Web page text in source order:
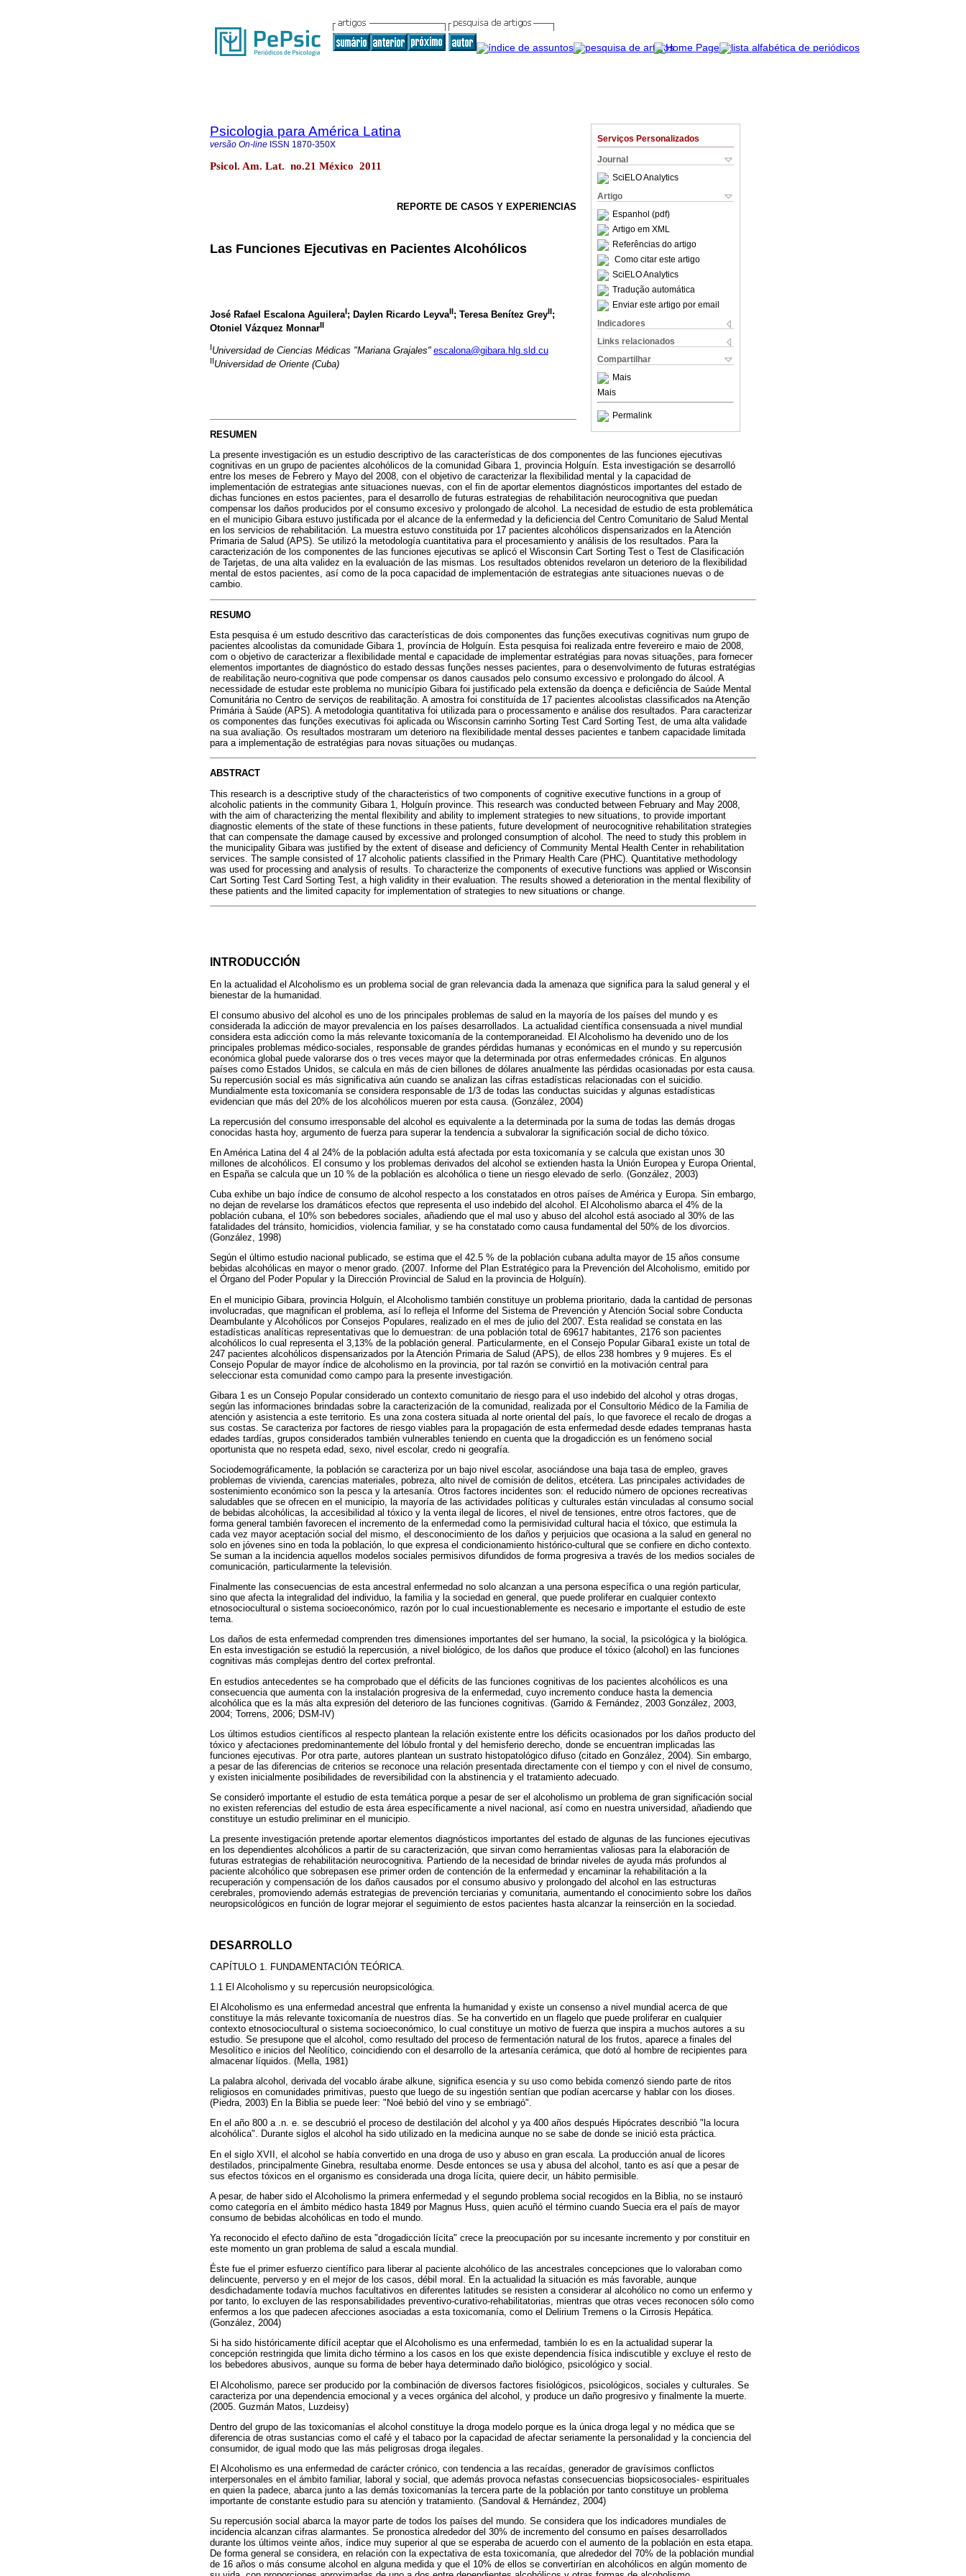
Serviços Personalizados
Journal
SciELO Analytics
Artigo
Espanhol (pdf)
Artigo em XML
Referências do artigo
Como citar este artigo
SciELO Analytics
Tradução automática
Enviar este artigo por email
Indicadores
Links relacionados
Compartilhar
Mais
Mais
Permalink
Psicologia para América Latina
versão On-line ISSN 1870-350X
Psicol. Am. Lat. no.21 México 2011
REPORTE DE CASOS Y EXPERIENCIAS
Las Funciones Ejecutivas en Pacientes Alcohólicos
José Rafael Escalona AguileraI; Daylen Ricardo LeyvaII; Teresa Benítez GreyII;
Otoniel Vázquez MonnarII
IUniversidad de Ciencias Médicas "Mariana Grajales" escalona@gibara.hlg.sld.cu
IIUniversidad de Oriente (Cuba)
RESUMEN
La presente investigación es un estudio descriptivo de las características de dos componentes de las funciones ejecutivas
cognitivas en un grupo de pacientes alcohólicos de la comunidad Gibara 1, provincia Holguín. Esta investigación se desarrolló
entre los meses de Febrero y Mayo del 2008, con el objetivo de caracterizar la flexibilidad mental y la capacidad de
implementación de estrategias ante situaciones nuevas, con el fin de aportar elementos diagnósticos importantes del estado de
dichas funciones en estos pacientes, para el desarrollo de futuras estrategias de rehabilitación neurocognitiva que puedan
compensar los daños producidos por el consumo excesivo y prolongado de alcohol. La necesidad de estudio de esta problemática
en el municipio Gibara estuvo justificada por el alcance de la enfermedad y la deficiencia del Centro Comunitario de Salud Mental
en los servicios de rehabilitación. La muestra estuvo constituida por 17 pacientes alcohólicos dispensarizados en la Atención
Primaria de Salud (APS). Se utilizó la metodología cuantitativa para el procesamiento y análisis de los resultados. Para la
caracterización de los componentes de las funciones ejecutivas se aplicó el Wisconsin Cart Sorting Test o Test de Clasificación
de Tarjetas, de una alta validez en la evaluación de las mismas. Los resultados obtenidos revelaron un deterioro de la flexibilidad
mental de estos pacientes, así como de la poca capacidad de implementación de estrategias ante situaciones nuevas o de
cambio.
RESUMO
Esta pesquisa é um estudo descritivo das características de dois componentes das funções executivas cognitivas num grupo de
pacientes alcoolistas da comunidade Gibara 1, província de Holguín. Esta pesquisa foi realizada entre fevereiro e maio de 2008,
com o objetivo de caracterizar a flexibilidade mental e capacidade de implementar estratégias para novas situações, para fornecer
elementos importantes de diagnóstico do estado dessas funções nesses pacientes, para o desenvolvimento de futuras estratégias
de reabilitação neuro-cognitiva que pode compensar os danos causados pelo consumo excessivo e prolongado do álcool. A
necessidade de estudar este problema no município Gibara foi justificado pela extensão da doença e deficiência de Saúde Mental
Comunitária no Centro de serviços de reabilitação. A amostra foi constituída de 17 pacientes alcoolistas classificados na Atenção
Primária à Saúde (APS). A metodologia quantitativa foi utilizada para o processamento e análise dos resultados. Para caracterizar
os componentes das funções executivas foi aplicada ou Wisconsin carrinho Sorting Test Card Sorting Test, de uma alta validade
na sua avaliação. Os resultados mostraram um deterioro na flexibilidade mental desses pacientes e tanbem capacidade limitada
para a implementação de estratégias para novas situações ou mudanças.
ABSTRACT
This research is a descriptive study of the characteristics of two components of cognitive executive functions in a group of
alcoholic patients in the community Gibara 1, Holguín province. This research was conducted between February and May 2008,
with the aim of characterizing the mental flexibility and ability to implement strategies to new situations, to provide important
diagnostic elements of the state of these functions in these patients, future development of neurocognitive rehabilitation strategies
that can compensate the damage caused by excessive and prolonged consumption of alcohol. The need to study this problem in
the municipality Gibara was justified by the extent of disease and deficiency of Community Mental Health Center in rehabilitation
services. The sample consisted of 17 alcoholic patients classified in the Primary Health Care (PHC). Quantitative methodology
was used for processing and analysis of results. To characterize the components of executive functions was applied or Wisconsin
Cart Sorting Test Card Sorting Test, a high validity in their evaluation. The results showed a deterioration in the mental flexibility of
these patients and the limited capacity for implementation of strategies to new situations or change.
INTRODUCCIÓN
En la actualidad el Alcoholismo es un problema social de gran relevancia dada la amenaza que significa para la salud general y el
bienestar de la humanidad.
El consumo abusivo del alcohol es uno de los principales problemas de salud en la mayoría de los países del mundo y es
considerada la adicción de mayor prevalencia en los países desarrollados. La actualidad científica consensuada a nivel mundial
considera esta adicción como la más relevante toxicomanía de la contemporaneidad. El Alcoholismo ha devenido uno de los
principales problemas médico-sociales, responsable de grandes pérdidas humanas y económicas en el mundo y su repercusión
económica global puede valorarse dos o tres veces mayor que la determinada por otras enfermedades crónicas. En algunos
países como Estados Unidos, se calcula en más de cien billones de dólares anualmente las pérdidas ocasionadas por esta causa.
Su repercusión social es más significativa aún cuando se analizan las cifras estadísticas relacionadas con el suicidio.
Mundialmente esta toxicomanía se considera responsable de 1/3 de todas las conductas suicidas y algunas estadísticas
evidencian que más del 20% de los alcohólicos mueren por esta causa. (González, 2004)
La repercusión del consumo irresponsable del alcohol es equivalente a la determinada por la suma de todas las demás drogas
conocidas hasta hoy, argumento de fuerza para superar la tendencia a subvalorar la significación social de dicho tóxico.
En América Latina del 4 al 24% de la población adulta está afectada por esta toxicomanía y se calcula que existan unos 30
millones de alcohólicos. El consumo y los problemas derivados del alcohol se extienden hasta la Unión Europea y Europa Oriental,
en España se calcula que un 10 % de la población es alcohólica o tiene un riesgo elevado de serlo. (González, 2003)
Cuba exhibe un bajo índice de consumo de alcohol respecto a los constatados en otros países de América y Europa. Sin embargo,
no dejan de revelarse los dramáticos efectos que representa el uso indebido del alcohol. El Alcoholismo abarca el 4% de la
población cubana, el 10% son bebedores sociales, añadiendo que el mal uso y abuso del alcohol está asociado al 30% de las
fatalidades del tránsito, homicidios, violencia familiar, y se ha constatado como causa fundamental del 50% de los divorcios.
(González, 1998)
Según el último estudio nacional publicado, se estima que el 42.5 % de la población cubana adulta mayor de 15 años consume
bebidas alcohólicas en mayor o menor grado. (2007. Informe del Plan Estratégico para la Prevención del Alcoholismo, emitido por
el Órgano del Poder Popular y la Dirección Provincial de Salud en la provincia de Holguín).
En el municipio Gibara, provincia Holguín, el Alcoholismo también constituye un problema prioritario, dada la cantidad de personas
involucradas, que magnifican el problema, así lo refleja el Informe del Sistema de Prevención y Atención Social sobre Conducta
Deambulante y Alcohólicos por Consejos Populares, realizado en el mes de julio del 2007. Esta realidad se constata en las
estadísticas analíticas representativas que lo demuestran: de una población total de 69617 habitantes, 2176 son pacientes
alcohólicos lo cual representa el 3,13% de la población general. Particularmente, en el Consejo Popular Gibara1 existe un total de
247 pacientes alcohólicos dispensarizados por la Atención Primaria de Salud (APS), de ellos 238 hombres y 9 mujeres. Es el
Consejo Popular de mayor índice de alcoholismo en la provincia, por tal razón se convirtió en la motivación central para
seleccionar esta comunidad como campo para la presente investigación.
Gibara 1 es un Consejo Popular considerado un contexto comunitario de riesgo para el uso indebido del alcohol y otras drogas,
según las informaciones brindadas sobre la caracterización de la comunidad, realizada por el Consultorio Médico de la Familia de
atención y asistencia a este territorio. Es una zona costera situada al norte oriental del país, lo que favorece el recalo de drogas a
sus costas. Se caracteriza por factores de riesgo viables para la propagación de esta enfermedad desde edades tempranas hasta
edades tardías, grupos considerados también vulnerables teniendo en cuenta que la drogadicción es un fenómeno social
oportunista que no respeta edad, sexo, nivel escolar, credo ni geografía.
Sociodemográficamente, la población se caracteriza por un bajo nivel escolar, asociándose una baja tasa de empleo, graves
problemas de vivienda, carencias materiales, pobreza, alto nivel de comisión de delitos, etcétera. Las principales actividades de
sostenimiento económico son la pesca y la artesanía. Otros factores incidentes son: el reducido número de opciones recreativas
saludables que se ofrecen en el municipio, la mayoría de las actividades políticas y culturales están vinculadas al consumo social
de bebidas alcohólicas, la accesibilidad al tóxico y la venta ilegal de licores, el nivel de tensiones, entre otros factores, que de
forma general también favorecen el incremento de la enfermedad como la permisividad cultural hacia el tóxico, que estimula la
cada vez mayor aceptación social del mismo, el desconocimiento de los daños y perjuicios que ocasiona a la salud en general no
solo en jóvenes sino en toda la población, lo que expresa el condicionamiento histórico-cultural que se confiere en dicho contexto.
Se suman a la incidencia aquellos modelos sociales permisivos difundidos de forma progresiva a través de los medios sociales de
comunicación, particularmente la televisión.
Finalmente las consecuencias de esta ancestral enfermedad no solo alcanzan a una persona específica o una región particular,
sino que afecta la integralidad del individuo, la familia y la sociedad en general, que puede proliferar en cualquier contexto
etnosociocultural o sistema socioeconómico, razón por lo cual incuestionablemente es necesario e importante el estudio de este
tema.
Los daños de esta enfermedad comprenden tres dimensiones importantes del ser humano, la social, la psicológica y la biológica.
En esta investigación se estudió la repercusión, a nivel biológico, de los daños que produce el tóxico (alcohol) en las funciones
cognitivas más complejas dentro del cortex prefrontal.
En estudios antecedentes se ha comprobado que el déficits de las funciones cognitivas de los pacientes alcohólicos es una
consecuencia que aumenta con la instalación progresiva de la enfermedad, cuyo incremento conduce hasta la demencia
alcohólica que es la más alta expresión del deterioro de las funciones cognitivas. (Garrido & Fernández, 2003 González, 2003,
2004; Torrens, 2006; DSM-IV)
Los últimos estudios científicos al respecto plantean la relación existente entre los déficits ocasionados por los daños producto del
tóxico y afectaciones predominantemente del lóbulo frontal y del hemisferio derecho, donde se encuentran implicadas las
funciones ejecutivas. Por otra parte, autores plantean un sustrato histopatológico difuso (citado en González, 2004). Sin embargo,
a pesar de las diferencias de criterios se reconoce una relación presentada directamente con el tiempo y con el nivel de consumo,
y existen inicialmente posibilidades de reversibilidad con la abstinencia y el tratamiento adecuado.
Se consideró importante el estudio de esta temática porque a pesar de ser el alcoholismo un problema de gran significación social
no existen referencias del estudio de esta área específicamente a nivel nacional, así como en nuestra universidad, añadiendo que
constituye un estudio preliminar en el municipio.
La presente investigación pretende aportar elementos diagnósticos importantes del estado de algunas de las funciones ejecutivas
en los dependientes alcohólicos a partir de su caracterización, que sirvan como herramientas valiosas para la elaboración de
futuras estrategias de rehabilitación neurocognitiva. Partiendo de la necesidad de brindar niveles de ayuda más profundos al
paciente alcohólico que sobrepasen ese primer orden de contención de la enfermedad y encaminar la rehabilitación a la
recuperación y compensación de los daños causados por el consumo abusivo y prolongado del alcohol en las estructuras
cerebrales, promoviendo además estrategias de prevención terciarias y comunitaria, aumentando el conocimiento sobre los daños
neuropsicológicos en función de lograr mejorar el seguimiento de estos pacientes hasta alcanzar la reinserción en la sociedad.
DESARROLLO
CAPÍTULO 1. FUNDAMENTACIÓN TEÓRICA.
1.1 El Alcoholismo y su repercusión neuropsicológica.
El Alcoholismo es una enfermedad ancestral que enfrenta la humanidad y existe un consenso a nivel mundial acerca de que
constituye la más relevante toxicomanía de nuestros días. Se ha convertido en un flagelo que puede proliferar en cualquier
contexto etnosociocultural o sistema socioeconómico, lo cual constituye un motivo de fuerza que inspira a muchos autores a su
estudio. Se presupone que el alcohol, como resultado del proceso de fermentación natural de los frutos, aparece a finales del
Mesolítico e inicios del Neolítico, coincidiendo con el desarrollo de la artesanía cerámica, que dotó al hombre de recipientes para
almacenar líquidos. (Mella, 1981)
La palabra alcohol, derivada del vocablo árabe alkune, significa esencia y su uso como bebida comenzó siendo parte de ritos
religiosos en comunidades primitivas, puesto que luego de su ingestión sentían que podían acercarse y hablar con los dioses.
(Piedra, 2003) En la Biblia se puede leer: "Noé bebió del vino y se embriagó".
En el año 800 a .n. e. se descubrió el proceso de destilación del alcohol y ya 400 años después Hipócrates describió "la locura
alcohólica". Durante siglos el alcohol ha sido utilizado en la medicina aunque no se sabe de donde se inició esta práctica.
En el siglo XVII, el alcohol se había convertido en una droga de uso y abuso en gran escala. La producción anual de licores
destilados, principalmente Ginebra, resultaba enorme. Desde entonces se usa y abusa del alcohol, tanto es así que a pesar de
sus efectos tóxicos en el organismo es considerada una droga lícita, quiere decir, un hábito permisible.
A pesar, de haber sido el Alcoholismo la primera enfermedad y el segundo problema social recogidos en la Biblia, no se instauró
como categoría en el ámbito médico hasta 1849 por Magnus Huss, quien acuñó el término cuando Suecia era el país de mayor
consumo de bebidas alcohólicas en todo el mundo.
Ya reconocido el efecto dañino de esta "drogadicción lícita" crece la preocupación por su incesante incremento y por constituir en
este momento un gran problema de salud a escala mundial.
Éste fue el primer esfuerzo científico para liberar al paciente alcohólico de las ancestrales concepciones que lo valoraban como
delincuente, perverso y en el mejor de los casos, débil moral. En la actualidad la situación es más favorable, aunque
desdichadamente todavía muchos facultativos en diferentes latitudes se resisten a considerar al alcohólico no como un enfermo y
por tanto, lo excluyen de las responsabilidades preventivo-curativo-rehabilitatorias, mientras que otras veces reconocen sólo como
enfermos a los que padecen afecciones asociadas a esta toxicomanía, como el Delirium Tremens o la Cirrosis Hepática.
(González, 2004)
Si ha sido históricamente difícil aceptar que el Alcoholismo es una enfermedad, también lo es en la actualidad superar la
concepción restringida que limita dicho término a los casos en los que existe dependencia física indiscutible y excluye el resto de
los bebedores abusivos, aunque su forma de beber haya determinado daño biológico, psicológico y social.
El Alcoholismo, parece ser producido por la combinación de diversos factores fisiológicos, psicológicos, sociales y culturales. Se
caracteriza por una dependencia emocional y a veces orgánica del alcohol, y produce un daño progresivo y finalmente la muerte.
(2005. Guzmán Matos, Luzdeisy)
Dentro del grupo de las toxicomanías el alcohol constituye la droga modelo porque es la única droga legal y no médica que se
diferencia de otras sustancias como el café y el tabaco por la capacidad de afectar seriamente la personalidad y la conciencia del
consumidor, de igual modo que las más peligrosas droga ilegales.
El Alcoholismo es una enfermedad de carácter crónico, con tendencia a las recaídas, generador de gravísimos conflictos
interpersonales en el ámbito familiar, laboral y social, que además provoca nefastas consecuencias biopsicosociales- espirituales
en quien la padece, abarca junto a las demás toxicomanías la tercera parte de la población por tanto constituye un problema
importante de constante estudio para su atención y tratamiento. (Sandoval & Hernández, 2004)
Su repercusión social abarca la mayor parte de todos los países del mundo. Se considera que los indicadores mundiales de
incidencia alcanzan cifras alarmantes. Se pronostica alrededor del 30% de incremento del consumo en países desarrollados
durante los últimos veinte años, índice muy superior al que se esperaba de acuerdo con el aumento de la población en esta etapa.
De forma general se considera, en relación con la expectativa de esta toxicomanía, que alrededor del 70% de la población mundial
de 16 años o más consume alcohol en alguna medida y que el 10% de ellos se convertirían en alcohólicos en algún momento de